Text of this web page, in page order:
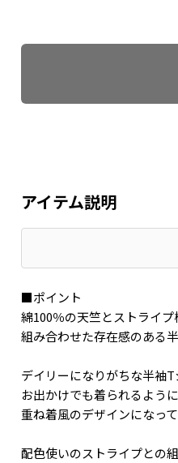
アイテム説明
■ポイント
綿100％の天竺とストライプ
組み合わせた存在感のある
デイリーになりがちな半袖T
お出かけでも着られるよう
重ね着風のデザインになって
配色使いのストライプとの